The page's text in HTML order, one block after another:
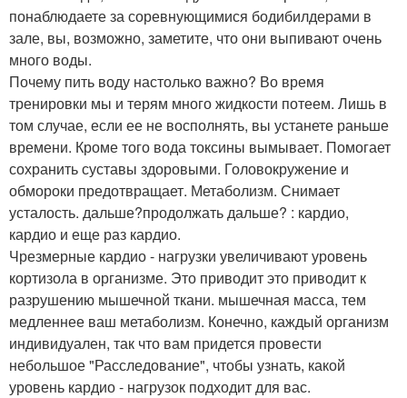
понаблюдаете за соревнующимися бодибилдерами в
зале, вы, возможно, заметите, что они выпивают очень
много воды.
Почему пить воду настолько важно? Во время
тренировки мы и терям много жидкости потеем. Лишь в
том случае, если ее не восполнять, вы устанете раньше
времени. Кроме того вода токсины вымывает. Помогает
сохранить суставы здоровыми. Головокружение и
обмороки предотвращает. Метаболизм. Снимает
усталость. дальше?продолжать дальше? : кардио,
кардио и еще раз кардио.
Чрезмерные кардио - нагрузки увеличивают уровень
кортизола в организме. Это приводит это приводит к
разрушению мышечной ткани. мышечная масса, тем
медленнее ваш метаболизм. Конечно, каждый организм
индивидуален, так что вам придется провести
небольшое "Расследование", чтобы узнать, какой
уровень кардио - нагрузок подходит для вас.